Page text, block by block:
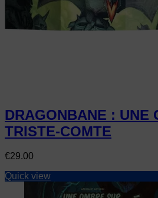
DRAGONBANE : UNE
TRISTE-COMTE
Price
€29.00
Quick view